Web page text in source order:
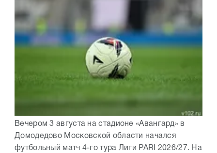
Вечером 3 августа на стадионе «Авангард» в
Домодедово Московской области начался
футбольный матч 4-го тура Лиги PARI 2026/27. На